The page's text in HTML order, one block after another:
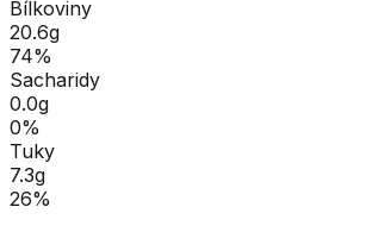
Bílkoviny
20.6g
74%
Sacharidy
0.0g
0%
Tuky
7.3g
26%